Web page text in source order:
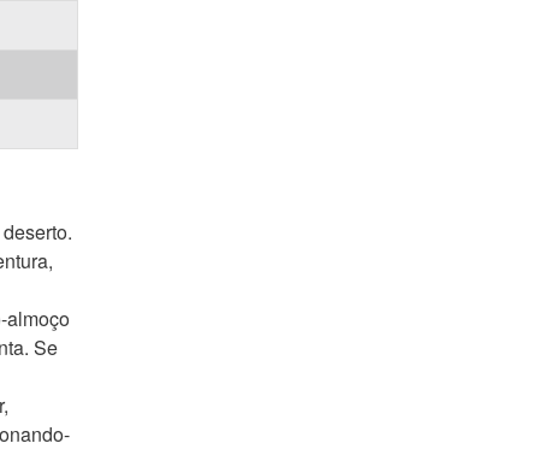
almoço
Se